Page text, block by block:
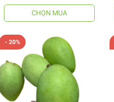
CHỌN MUA
- 20%